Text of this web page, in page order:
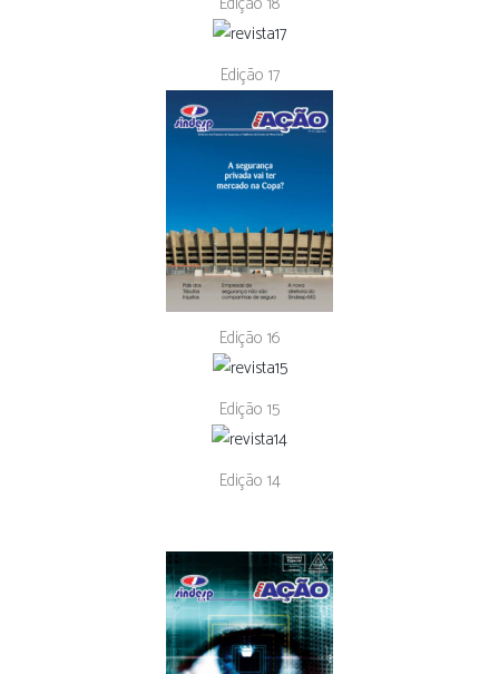
Edição 17
Edição 16
Edição 15
Edição 14